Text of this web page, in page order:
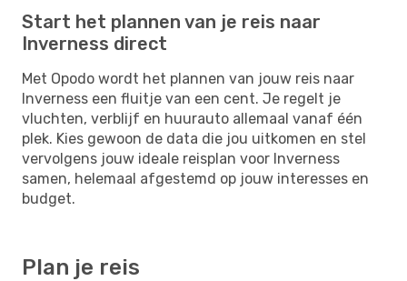
Start het plannen van je reis naar
Inverness direct
Met Opodo wordt het plannen van jouw reis naar
Inverness een fluitje van een cent. Je regelt je
vluchten, verblijf en huurauto allemaal vanaf één
plek. Kies gewoon de data die jou uitkomen en stel
vervolgens jouw ideale reisplan voor Inverness
samen, helemaal afgestemd op jouw interesses en
budget.
Plan je reis